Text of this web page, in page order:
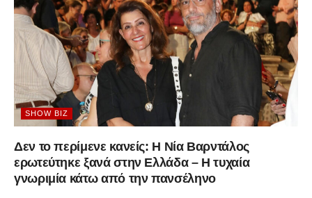
SHOW BIZ
Δεν το περίμενε κανείς: Η Νία Βαρντάλος
ερωτεύτηκε ξανά στην Ελλάδα – Η τυχαία
γνωριμία κάτω από την πανσέληνο